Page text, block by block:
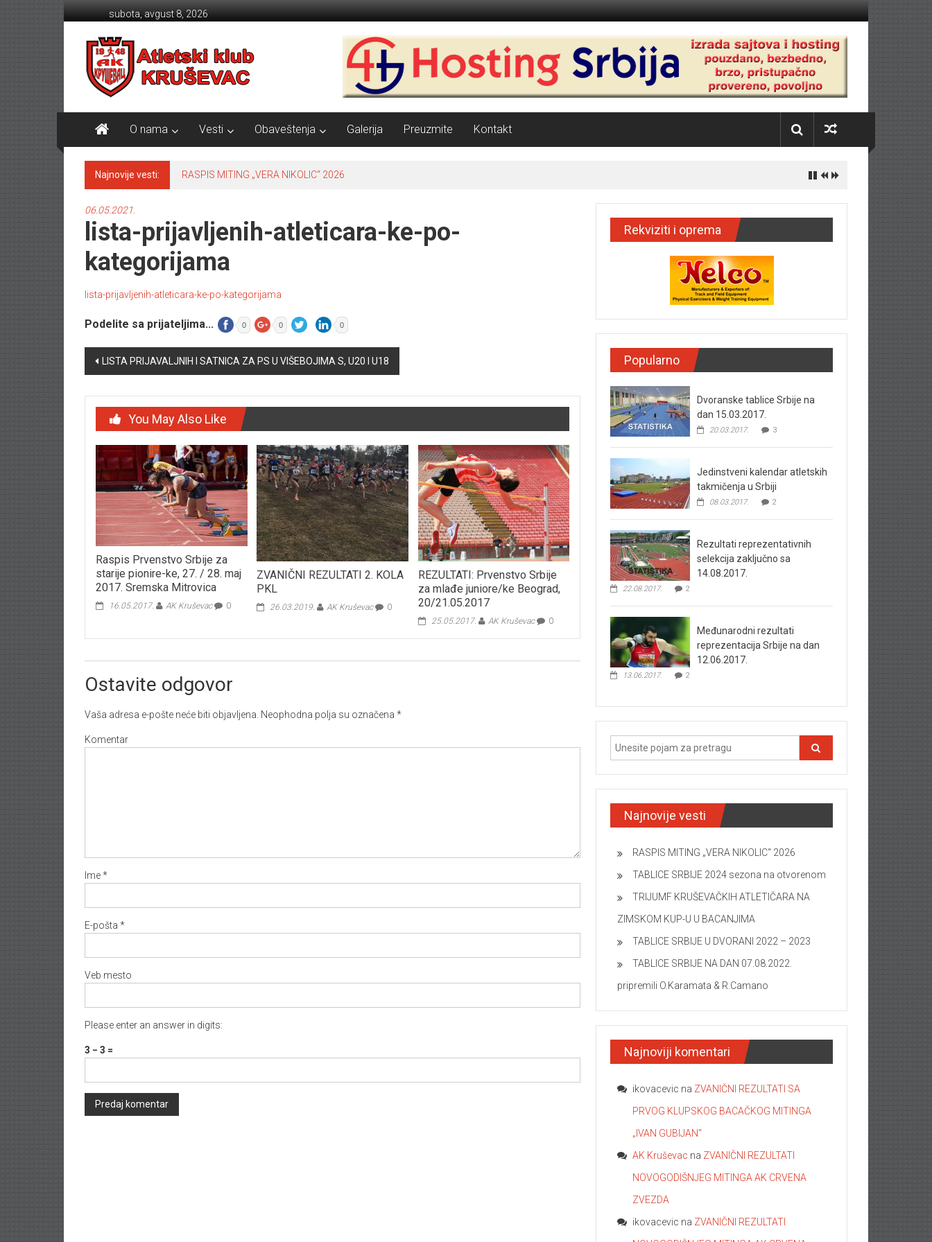
subota, avgust 8, 2026
Atletski klub KRUŠEVAC
O nama Vesti Obaveštenja Galerija Preuzmite Kontakt
Najnovije vesti: RASPIS MITING „VERA NIKOLIC“ 2026
06.05.2021.
lista-prijavljenih-atleticara-ke-po-
kategorijama
lista-prijavljenih-atleticara-ke-po-kategorijama
Podelite sa prijateljima... 0 0 0
Post navigation
LISTA PRIJAVALJNIH I SATNICA ZA PS U VIŠEBOJIMA S, U20 I U18
You May Also Like
Raspis Prvenstvo Srbije za
starije pionire-ke, 27. / 28. maj
2017. Sremska Mitrovica
16.05.2017. AK Kruševac 0
ZVANIČNI REZULTATI 2. KOLA
PKL
26.03.2019. AK Kruševac 0
REZULTATI: Prvenstvo Srbije
za mlađe juniore/ke Beograd,
20/21.05.2017
25.05.2017. AK Kruševac 0
Ostavite odgovor
Vaša adresa e-pošte neće biti objavljena. Neophodna polja su označena *
Komentar
Ime*
E-pošta *
Veb mesto
Please enter an answer in digits:
3 − 3 =
Rekviziti i oprema
Popularno
Dvoranske tablice Srbije na
dan 15.03.2017.
20.03.2017. 3
Jedinstveni kalendar atletskih
takmičenja u Srbiji
08.03.2017. 2
Rezultati reprezentativnih
selekcija zaključno sa
14.08.2017.
22.08.2017. 2
Međunarodni rezultati
reprezentacija Srbije na dan
12.06.2017.
13.06.2017. 2
Najnovije vesti
RASPIS MITING „VERA NIKOLIC“ 2026
TABLICE SRBIJE 2024 sezona na otvorenom
TRIJUMF KRUŠEVAČKIH ATLETIČARA NA
ZIMSKOM KUP-U U BACANJIMA
TABLICE SRBIJE U DVORANI 2022 – 2023
TABLICE SRBIJE NA DAN 07.08.2022.
pripremili O.Karamata & R.Camano
Najnoviji komentari
ikovacevic na ZVANIČNI REZULTATI SA
PRVOG KLUPSKOG BACAČKOG MITINGA
„IVAN GUBIJAN“
AK Kruševac na ZVANIČNI REZULTATI
NOVOGODIŠNJEG MITINGA AK CRVENA
ZVEZDA
ikovacevic na ZVANIČNI REZULTATI